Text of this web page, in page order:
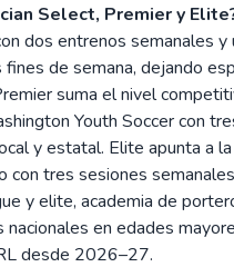
Select, Premier y
dos entrenos semanales y
de semana, dejando
suma el nivel
Youth Soccer con
y estatal. Elite apunta a
con tres sesiones
y elite, academia de
en edades
desde 2026–27.